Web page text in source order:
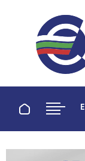
evroto.bg
Начало